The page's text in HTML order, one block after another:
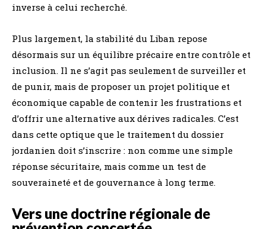
inverse à celui recherché.
Plus largement, la stabilité du Liban repose
désormais sur un équilibre précaire entre contrôle et
inclusion. Il ne s’agit pas seulement de surveiller et
de punir, mais de proposer un projet politique et
économique capable de contenir les frustrations et
d’offrir une alternative aux dérives radicales. C’est
dans cette optique que le traitement du dossier
jordanien doit s’inscrire : non comme une simple
réponse sécuritaire, mais comme un test de
souveraineté et de gouvernance à long terme.
Vers une doctrine régionale de